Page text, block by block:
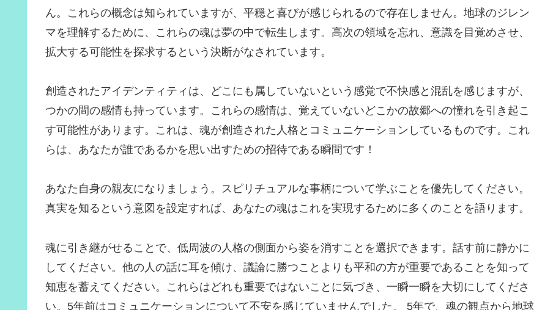
ん。これらの概念は知られていますが、平穏と喜びが感じられるので存在しません。地球のジレン
マを理解するために、これらの魂は夢の中で転生します。高次の領域を忘れ、意識を目覚めさせ、
拡大する可能性を探求するという決断がなされています。
創造されたアイデンティティは、どこにも属していないという感覚で不快感と混乱を感じますが、
つかの間の感情も持っています。これらの感情は、覚えていないどこかの故郷への憧れを引き起こ
す可能性があります。これは、魂が創造された人格とコミュニケーションしているものです。これ
らは、あなたが誰であるかを思い出すための招待である瞬間です！
あなた自身の親友になりましょう。スピリチュアルな事柄について学ぶことを優先してください。
真実を知るという意図を設定すれば、あなたの魂はこれを実現するために多くのことを語ります。
魂に引き継がせることで、低周波の人格の側面から姿を消すことを選択できます。話す前に静かに
してください。他の人の話に耳を傾け、議論に勝つことよりも平和の方が重要であることを知って
知恵を蓄えてください。これらはどれも重要ではないことに気づき、一瞬一瞬を大切にしてくださ
い。5年前はコミュニケーションについて不安を感じていませんでした。 5年で、魂の観点から地球